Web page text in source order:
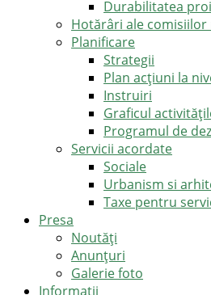
Durabilitatea
Hotărâri ale comisiilor
Planificare
Strategii
Plan acțiuni la
Instruiri
Graficul
Programul de
Servicii acordate
Sociale
Urbanism si
Taxe pentru
Presa
Noutăţi
Anunţuri
Galerie foto
Informații